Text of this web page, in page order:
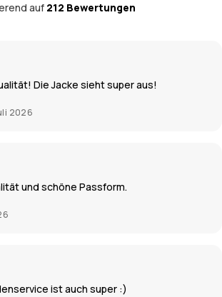
auf 212 Bewertungen
Die Jacke sieht super aus!
2026
und schöne Passform.
ist auch super :)